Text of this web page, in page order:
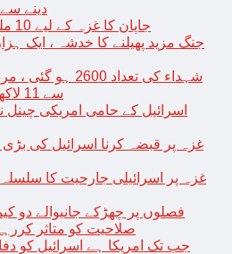
دینے
جاپان کا غزہ کے لیے 10 ملین ڈالر امداد کا اعلان
جنگ مزید پھیلنے کا خدشہ ، ایک
شہداء کی تعداد
سے 11 لاکھ فلسطینیوں کا انخلاء
غزہ پر قبضہ کرنا اسرائیل کی
فصلوں پر چھڑکے جانیوالے دو
صلاحیت کو متاثر
جب تک امریکا ہے اسرائیل کو